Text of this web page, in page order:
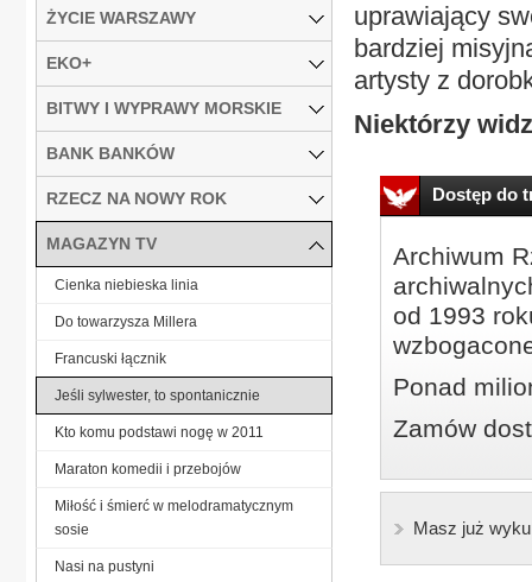
uprawiający
bardziej
artysty z
Niektórzy
Dostęp do
Archiwum
od 1993
Ponad
Zamów
Masz już
ŻYCIE WARSZAWY
EKO+
BITWY I WYPRAWY MORSKIE
BANK BANKÓW
RZECZ NA NOWY ROK
MAGAZYN TV
Cienka niebieska linia
Do towarzysza Millera
Francuski łącznik
Jeśli sylwester, to spontanicznie
Kto komu podstawi nogę w 2011
Maraton komedii i przebojów
Miłość i śmierć w melodramatycznym
sosie
Nasi na pustyni